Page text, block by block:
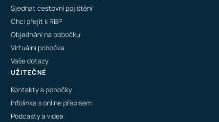
Sjednat cestovní pojištění
Chci přejít k RBP
Objednání na pobočku
Virtuální pobočka
Vaše dotazy
UŽITEČNÉ
Kontakty a pobočky
Infolinka s online přepisem
Podcasty a videa